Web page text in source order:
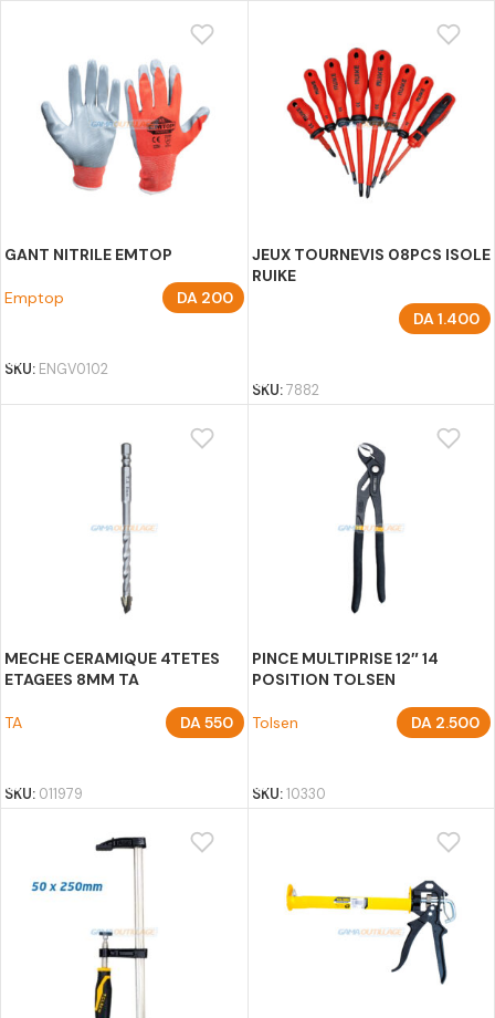
GANT NITRILE EMTOP
Emptop DA200
SKU: ENGV0102
JEUX TOURNEVIS 08PCS ISOLE
RUIKE
DA1.400
SKU:7882
MECHE CERAMIQUE 4TETES
ETAGEES 8MM TA
TA DA550
SKU: 011979
PINCE MULTIPRISE 12″ 14
POSITION TOLSEN
Tolsen DA 2.500
SKU:10330